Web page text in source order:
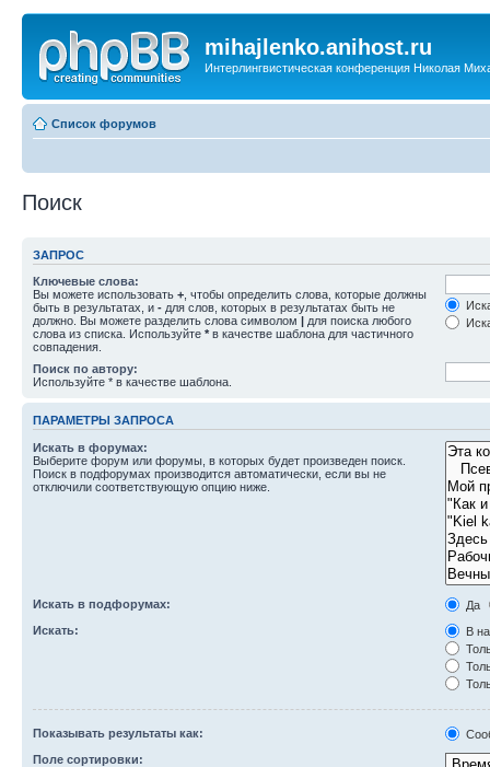
mihajlenko.anihost.ru
Интерлингвистическая конференция Николая
Список форумов
Поиск
ЗАПРОС
Ключевые слова:
Вы можете использовать + , чтобы определить слова, которые должны
быть в результатах, и - для слов, которых в результатах быть не
должно. Вы можете разделить слова символом | для поиска любого
слова из списка. Используйте * в качестве шаблона для частичного
совпадения.
Поиск по автору:
Используйте * в качестве шаблона.
ПАРАМЕТРЫ ЗАПРОСА
Искать в форумах:
Выберите форум или форумы, в которых будет произведен поиск.
Поиск в подфорумах производится автоматически, если вы не
отключили соответствующую опцию ниже.
Искать в подфорумах:
Да
Искать:
В
Показывать результаты как:
Поле сортировки: